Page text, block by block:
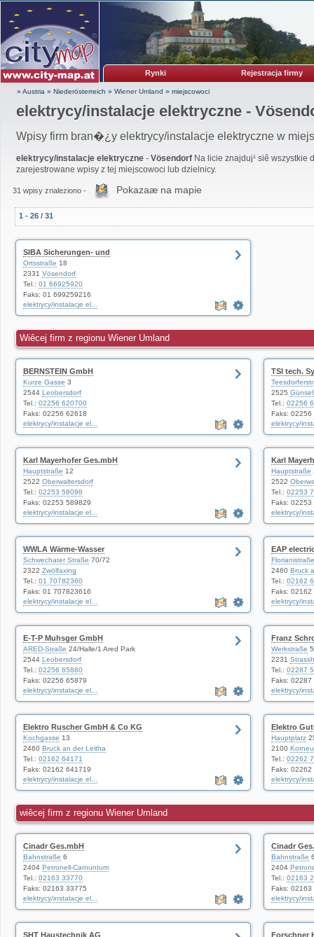
Rynki Rejestracja firmy
» Austria » Niederösterreich » Wiener Umland » miejscowoci
elektrycy/instalacje elektryczne -
Wpisy firm bran�¿y elektrycy/instalacje elektryczne w
elektrycy/instalacje elektryczne - Vösendorf Na licie znajduj¹ siê wszystkie
zarejestrowane wpisy z tej miejscowoci lub dzielnicy.
31 wpisy znaleziono - Pokazaæ na mapie
1 - 26 / 31
SIBA Sicherungen- und
Ortsstraße 18
2331 Vösendorf
Tel.: 01 66925920
Faks: 01 699259216
elektrycy/instalacje el...
Wiêcej firm z regionu Wiener Umland
BERNSTEIN GmbH
Kurze Gasse 3
2544 Leobersdorf
Tel.: 02256 620700
Faks: 02256 62618
elektrycy/instalacje el...
TSI tech.
2525
Tel.: 02256
Faks: 02256
elektrycy/
Karl Mayerhofer Ges.mbH
Hauptstraße 12
2522 Oberwaltersdorf
Tel.: 02253 58098
Faks: 02253 589829
elektrycy/instalacje el...
Karl
Hauptstraße
2522
Tel.: 02253
Faks: 02253
elektrycy/
WWLA Wärme-Wasser
Schwechater Straße 70/72
2322 Zwölfaxing
Tel.: 01 70782360
Faks: 01 707823616
elektrycy/instalacje el...
EAP
Florianistraße
2460 Bruck
Tel.: 02162
Faks: 02162
elektrycy/
E-T-P Muhsger GmbH
ARED-Straße 24/Halle/1 Ared Park
2544 Leobersdorf
Tel.: 02256 65880
Faks: 02256 65879
elektrycy/instalacje el...
Franz
Werkstraße 5
2231
Tel.: 02287
Faks: 02287
elektrycy/
Elektro Ruscher GmbH & Co KG
Kochgasse 13
2460 Bruck an der Leitha
Tel.: 02162 64171
Faks: 02162 641719
elektrycy/instalacje el...
Elektro
Hauptplatz
2100
Tel.: 02262
Faks: 02262
elektrycy/
wiêcej firm z regionu Wiener Umland
Cinadr Ges.mbH
Bahnstraße 6
2404 Petronell-Carnuntum
Tel.: 02163 33770
Faks: 02163 33775
elektrycy/instalacje el...
Cinadr
Bahnstraße
2404
Tel.: 02163
Faks: 02163
elektrycy/
SHT Haustechnik AG Forschner